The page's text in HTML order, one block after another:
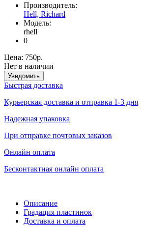
Производитель:
Hell, Richard
Модель:
rhell
0
Цена: 750р.
Нет в наличии
Уведомить
Быстрая доставка
Курьерская доставка и отправка 1-3 дня
Надежная упаковка
При отправке почтовых заказов
Онлайн оплата
Бесконтактная онлайн оплата
Описание
Градация пластинок
Доставка и оплата